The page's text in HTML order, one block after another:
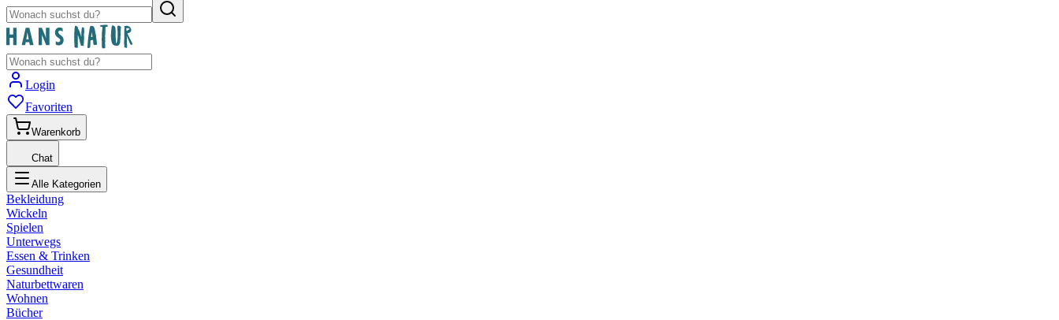
Login
Favoriten
Warenkorb
Chat
Alle Kategorien
Bekleidung
Wickeln
Spielen
Unterwegs
Essen & Trinken
Gesundheit
Naturbettwaren
Wohnen
Bücher